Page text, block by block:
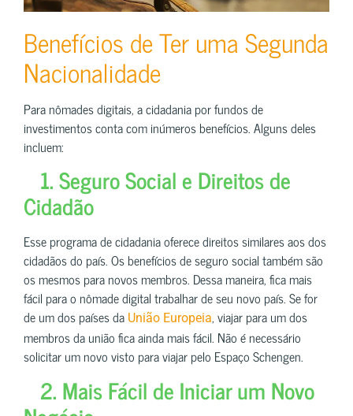
Benefícios de Ter uma Segunda
Nacionalidade
Para nômades digitais, a cidadania por fundos de
investimentos conta com inúmeros benefícios. Alguns deles
incluem:
1. Seguro Social e Direitos de
Cidadão
Esse programa de cidadania oferece direitos similares aos dos
cidadãos do país. Os benefícios de seguro social também são
os mesmos para novos membros. Dessa maneira, fica mais
fácil para o nômade digital trabalhar de seu novo país. Se for
de um dos países da União Europeia, viajar para um dos
membros da união fica ainda mais fácil. Não é necessário
solicitar um novo visto para viajar pelo Espaço Schengen.
2. Mais Fácil de Iniciar um Novo